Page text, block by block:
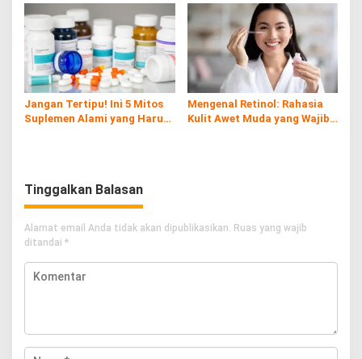
Cara Pencegahannya
Jangan Tertipu! Ini 5 Mitos
Suplemen Alami yang Harus
Mengenal Retinol: Rahasia
Kulit Awet Muda yang Wajib
Tinggalkan Balasan
Alamat email Anda tidak akan dipublikasikan. Ruas yang wajib
ditandai *